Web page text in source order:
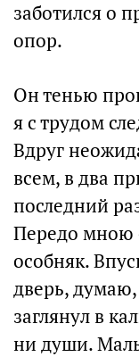
заботился о
опор.
Он тенью
я с трудом
Вдруг
всем, в два
последний
Передо мною
особняк.
дверь,
заглянул в
ни души.